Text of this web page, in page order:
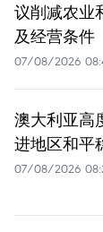
议削减农业
及经营条件
07/08/2026
澳大利亚高
进地区和平
07/08/2026